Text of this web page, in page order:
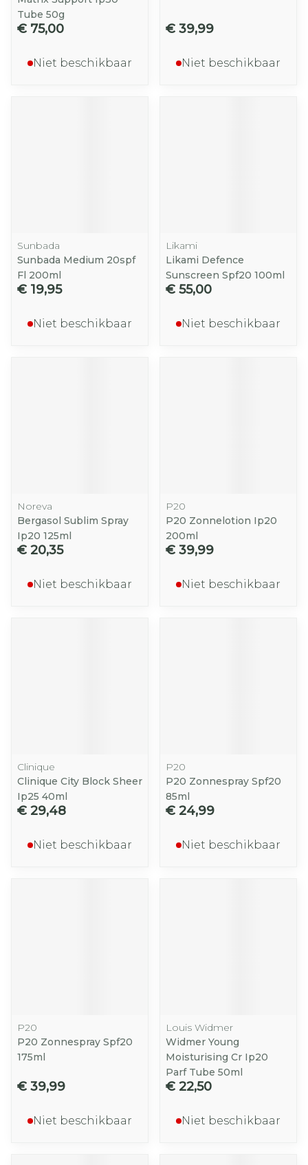
Tube 50g
€ 75,00
Niet beschikbaar
€ 39,99
Niet beschikbaar
Sunbada
Sunbada Medium 20spf
Fl 200ml
€ 19,95
Niet beschikbaar
Likami
Likami Defence
Sunscreen Spf20 100ml
€ 55,00
Niet beschikbaar
Noreva
Bergasol Sublim Spray
Ip20 125ml
€ 20,35
Niet beschikbaar
P20
P20 Zonnelotion Ip20
200ml
€ 39,99
Niet beschikbaar
Clinique
Clinique City Block Sheer
Ip25 40ml
€ 29,48
Niet beschikbaar
P20
P20 Zonnespray Spf20
85ml
€ 24,99
Niet beschikbaar
P20
P20 Zonnespray Spf20
175ml
€ 39,99
Niet beschikbaar
Louis Widmer
Widmer Young
Moisturising Cr Ip20
Parf Tube 50ml
€ 22,50
Niet beschikbaar